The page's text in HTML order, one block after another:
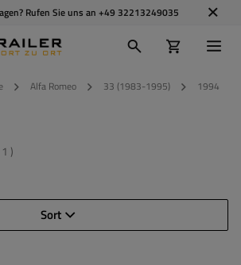
Rufen Sie uns an +49 32213249035
Alfa Romeo 33 (1983-1995) 1994
1 )
Sort